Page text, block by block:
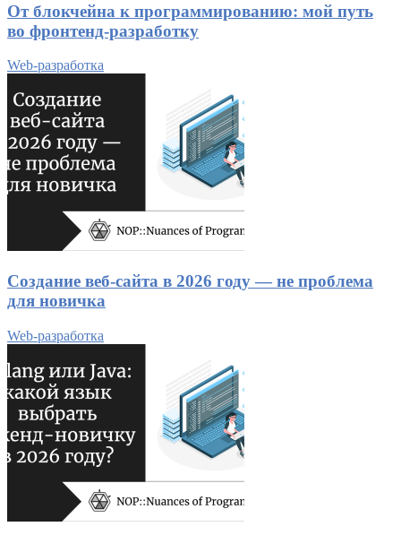
От блокчейна к программированию: мой путь
во фронтенд-разработку
Web-разработка
Создание веб-сайта в 2026 году — не проблема
для новичка
Web-разработка